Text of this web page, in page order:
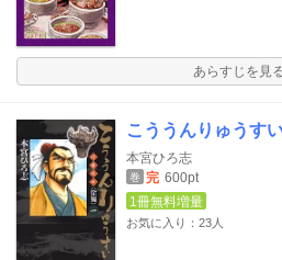
あらすじを見
こううんりゅうす
本宮ひろ志
巻 完 600pt
1冊無料増量
お気に入り：23人